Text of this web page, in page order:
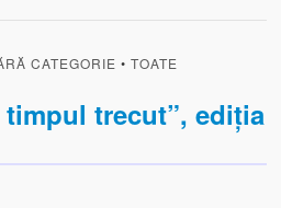
CATEGORIE •TOATE
trecut”, ediția